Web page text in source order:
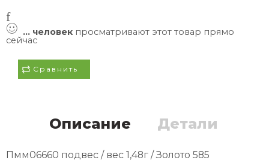
... человек просматривают этот товар прямо
сейчас
Сравнить
Описание Детали
Пмм06660 подвес / вес 1,48г / Золото 585